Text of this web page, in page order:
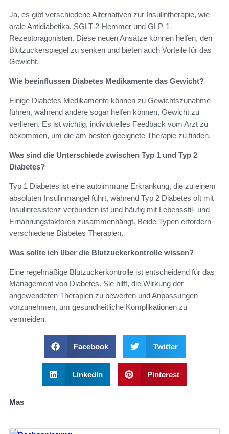
Ja, es gibt verschiedene Alternativen zur Insulintherapie, wie
orale Antidiabetika, SGLT-2-Hemmer und GLP-1-
Rezeptoragonisten. Diese neuen Ansätze können helfen, den
Blutzuckerspiegel zu senken und bieten auch Vorteile für das
Gewicht.
Wie beeinflussen Diabetes Medikamente das Gewicht?
Einige Diabetes Medikamente können zu Gewichtszunahme
führen, während andere sogar helfen können, Gewicht zu
verlieren. Es ist wichtig, individuelles Feedback vom Arzt zu
bekommen, um die am besten geeignete Therapie zu finden.
Was sind die Unterschiede zwischen Typ 1 und Typ 2
Diabetes?
Typ 1 Diabetes ist eine autoimmune Erkrankung, die zu einem
absoluten Insulinmangel führt, während Typ 2 Diabetes oft mit
Insulinresistenz verbunden ist und häufig mit Lebensstil- und
Ernährungsfaktoren zusammenhängt. Beide Typen erfordern
verschiedene Diabetes Therapien.
Was sollte ich über die Blutzuckerkontrolle wissen?
Eine regelmäßige Blutzuckerkontrolle ist entscheidend für das
Management von Diabetes. Sie hilft, die Wirkung der
angewendeten Therapien zu bewerten und Anpassungen
vorzunehmen, um gesundheitliche Komplikationen zu
vermeiden.
Facebook Twitter
LinkedIn Pinterest
Mas